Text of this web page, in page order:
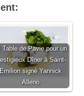
Table de Pavie pour un
Dîner à Saint-
Emilion signé Yannick
Alleno